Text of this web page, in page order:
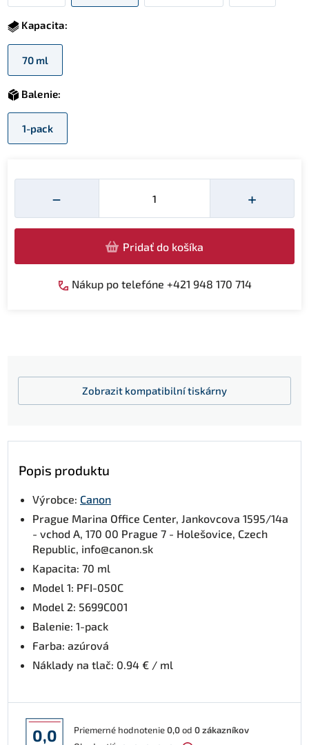
Kapacita:
70 ml
Balenie:
1-pack
−
Množství
+
Pridať do košíka
Nákup po telefóne +421 948 170 714
Zobrazit kompatibilní tiskárny
Popis produktu
Výrobce: Canon
Prague Marina Office Center, Jankovcova 1595/14a
- vchod A, 170 00 Prague 7 - Holešovice, Czech
Republic, info@canon.sk
Kapacita: 70 ml
Model 1: PFI-050C
Model 2: 5699C001
Balenie: 1-pack
Farba: azúrová
Náklady na tlač: 0.94 € / ml
0,0 Priemerné hodnotenie0,0od 0zákazníkov